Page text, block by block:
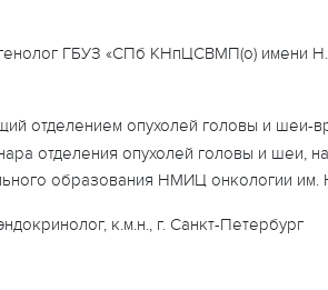
ГБУЗ «СПб КНпЦСВМП(о) имени
отделением опухолей головы и шеи-
отделения опухолей головы и шеи,
образования НМИЦ онкологии им.
к.м.н., г. Санкт-Петербург